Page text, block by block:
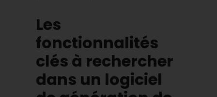
Les
fonctionnalités
clés à rechercher
dans un logiciel